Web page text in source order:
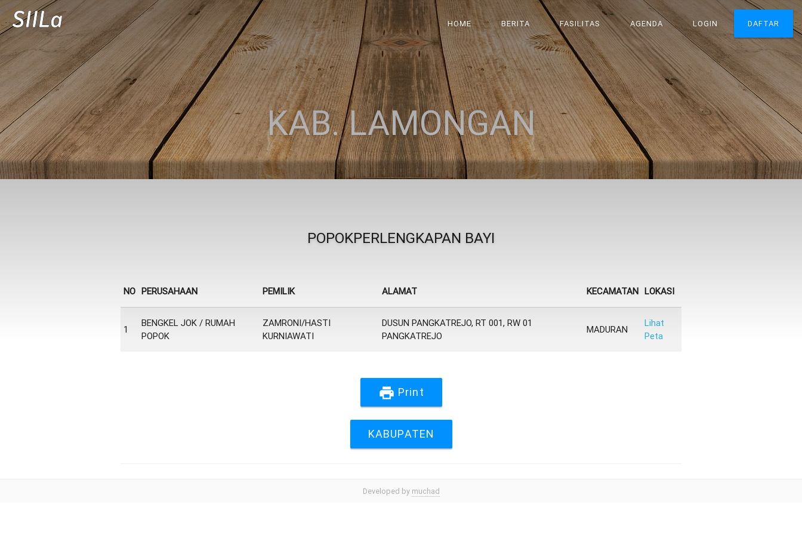
HOME BERITA FASILITAS AGENDA LOGIN DAFTAR
KAB. LAMONGAN
POPOKPERLENGKAPAN BAYI
NO PERUSAHAAN PEMILIK ALAMAT KECAMATAN LOKASI
1
BENGKEL JOK / RUMAH
POPOK
ZAMRONI/HASTI
KURNIAWATI
DUSUN PANGKATREJO, RT 001, RW 01
PANGKATREJO
MADURAN
Lihat
Peta
print Print
KABUPATEN
Developed by muchad